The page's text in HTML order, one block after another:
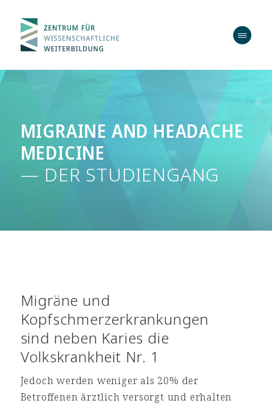
MIGRAINE AND HEADACHE
MEDICINE
— DER STUDIENGANG
Migräne und
Kopfschmerzerkrankungen
sind neben Karies die
Volkskrankheit Nr. 1
Jedoch werden weniger als 20% der
Betroffenen ärztlich versorgt und erhalten